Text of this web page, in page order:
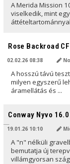
A Merida Mission
viselkedik, mint
Rose Backroad
02.02.26 08:38
A hosszú távú
milyen egyszerű
áramellátás és ...
Conway Nyvo
19.01.26 10:10
A "n" nélküli
bemutatja új
villámgyorsan